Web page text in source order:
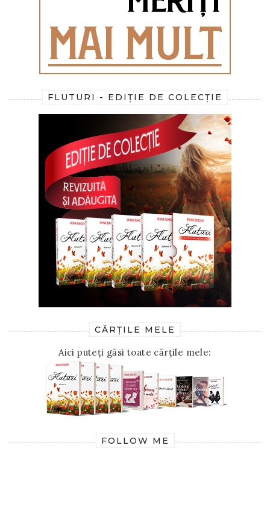
FLUTURI - EDIȚIE DE COLECȚIE
CĂRȚILE MELE
Aici puteți găsi toate cărțile mele:
FOLLOW ME